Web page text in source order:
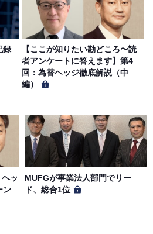
い）
を別途オンライン上に掲示する
」に基づき、適切に取り扱うもの
録
【ここが知りたい勘どころ〜読
者アンケートに答えます】第4
回：為替ヘッジ徹底解説（中
編）
ヘッ
ン
MUFGが事業法人部門でリー
ド、総合1位